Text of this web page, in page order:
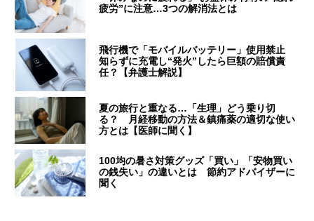
疲労”に注意…3つの解消法とは
飛行機で「モバイルバッテリー」使用禁止
知らずに充電し“発火”したら巨額の賠償責
任？【弁護士解説】
夏の旅行と重なる…「生理」どう乗り切
る？ 月経移動の方法＆鎮痛薬の適切な使い
方とは【医師に聞く】
100均の暑さ対策グッズ「買い」「安物買い
の銭失い」の違いとは 節約アドバイザーに
聞く